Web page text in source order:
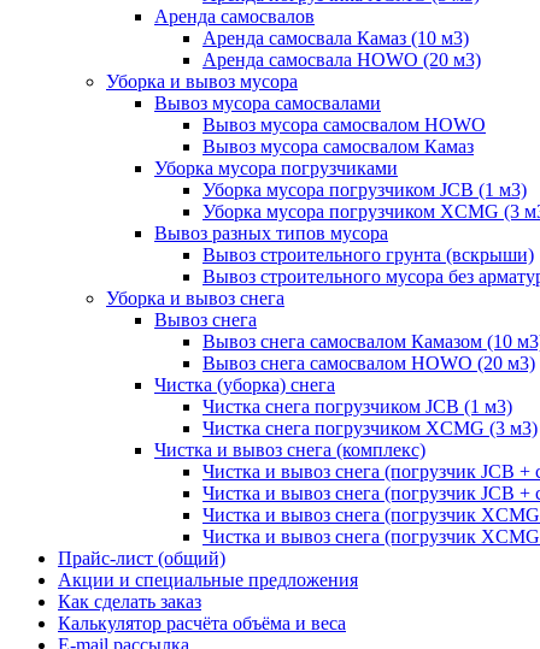
Аренда самосвалов
Аренда самосвала Камаз (10 м3)
Аренда самосвала HOWO (20 м3)
Уборка и вывоз мусора
Вывоз мусора самосвалами
Вывоз мусора самосвалом HOWO
Вывоз мусора самосвалом Камаз
Уборка мусора погрузчиками
Уборка мусора погрузчиком JCB (1 м3)
Уборка мусора погрузчиком XCMG (3
Вывоз разных типов мусора
Вывоз строительного грунта (вскрыши)
Вывоз строительного мусора без
Уборка и вывоз снега
Вывоз снега
Вывоз снега самосвалом Камазом (10
Вывоз снега самосвалом HOWO (20 м3)
Чистка (уборка) снега
Чистка снега погрузчиком JCB (1 м3)
Чистка снега погрузчиком XCMG (3 м3)
Чистка и вывоз снега (комплекс)
Чистка и вывоз снега (погрузчик JCB +
Чистка и вывоз снега (погрузчик JCB +
Чистка и вывоз снега (погрузчик
Чистка и вывоз снега (погрузчик
Прайс-лист (общий)
Акции и специальные предложения
Как сделать заказ
Калькулятор расчёта объёма и веса
E-mail рассылка